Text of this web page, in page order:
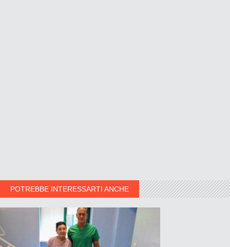
POTREBBE INTERESSARTI ANCHE